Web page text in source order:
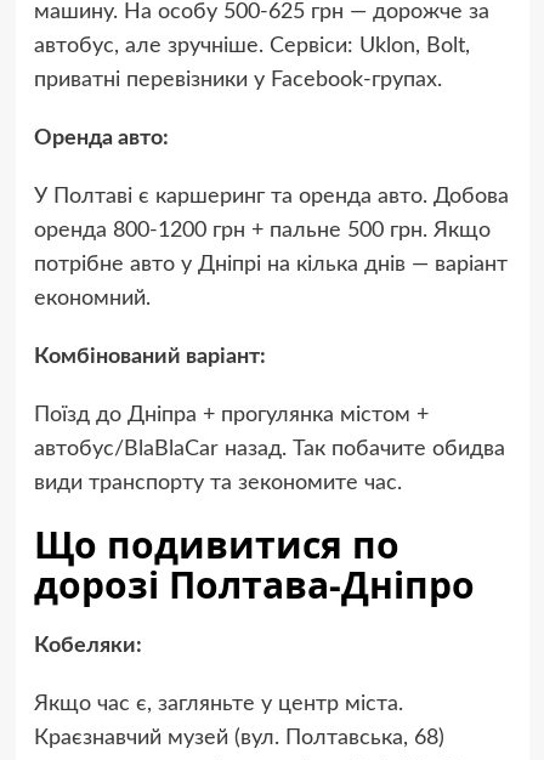
машину. На особу 500-625 грн — дорожче за
автобус, але зручніше. Сервіси: Uklon, Bolt,
приватні перевізники у Facebook-групах.
Оренда авто:
У Полтаві є каршеринг та оренда авто. Добова
оренда 800-1200 грн + пальне 500 грн. Якщо
потрібне авто у Дніпрі на кілька днів — варіант
економний.
Комбінований варіант:
Поїзд до Дніпра + прогулянка містом +
автобус/BlaBlaCar назад. Так побачите обидва
види транспорту та зекономите час.
Що подивитися по
дорозі Полтава-Дніпро
Кобеляки:
Якщо час є, загляньте у центр міста.
Краєзнавчий музей (вул. Полтавська, 68)